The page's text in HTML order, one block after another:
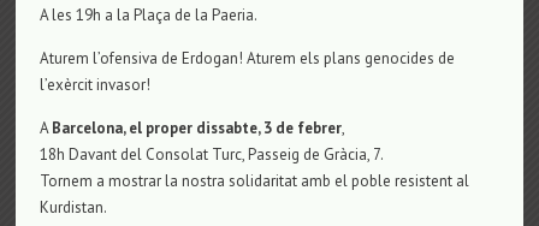
A les 19h a la Plaça de la Paeria.
Aturem l’ofensiva de Erdogan! Aturem els plans genocides de
l’exèrcit invasor!
ABarcelona, el proper dissabte, 3 de febrer,
18h Davant del Consolat Turc, Passeig de Gràcia, 7.
Tornem a mostrar la nostra solidaritat amb el poble resistent al
Kurdistan.